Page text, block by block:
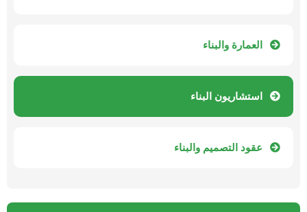
العمارة والبناء
استشاريون البناء
عقود التصميم والبناء